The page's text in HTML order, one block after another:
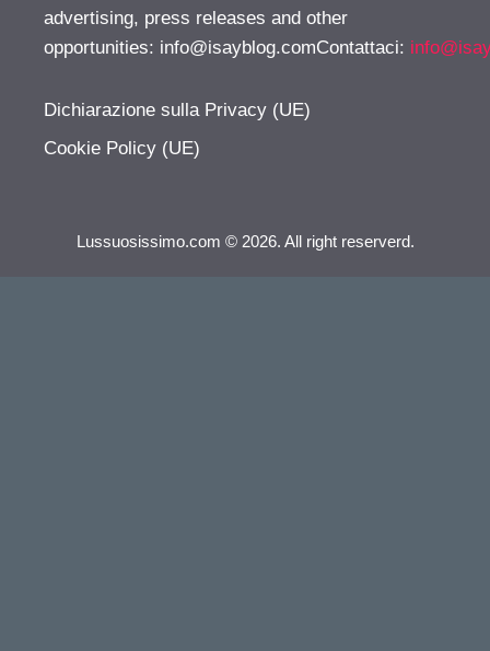
advertising, press releases and other
opportunities: info@isayblog.comContattaci:
Dichiarazione sulla Privacy (UE)
Cookie Policy (UE)
Lussuosissimo.com © 2026. All right reserverd.